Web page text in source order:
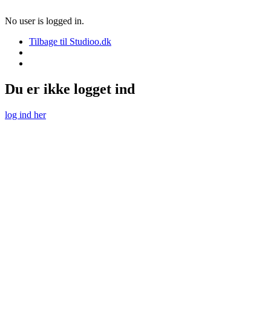
No user is logged in.
Tilbage til Studioo.dk
Du er ikke logget ind
log ind her